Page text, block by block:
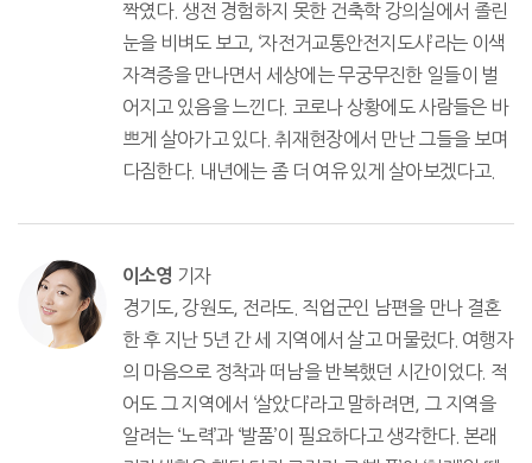
짝였다. 생전 경험하지 못한 건축학 강의실에서 졸린
눈을 비벼도 보고, ‘자전거교통안전지도사’라는 이색
자격증을 만나면서 세상에는 무궁무진한 일들이 벌
어지고 있음을 느낀다. 코로나 상황에도 사람들은 바
쁘게 살아가고 있다. 취재현장에서 만난 그들을 보며
다짐한다. 내년에는 좀 더 여유 있게 살아보겠다고.
이소영 기자
경기도, 강원도, 전라도. 직업군인 남편을 만나 결혼
한 후 지난 5년 간 세 지역에서 살고 머물렀다. 여행자
의 마음으로 정착과 떠남을 반복했던 시간이었다. 적
어도 그 지역에서 ‘살았다’라고 말하려면, 그 지역을
알려는 ‘노력’과 ‘발품’이 필요하다고 생각한다. 본래